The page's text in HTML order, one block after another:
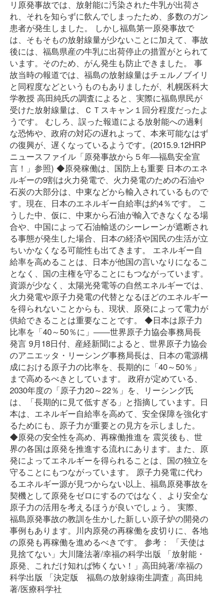
リ原発事故では、放射能に汚染された牛乳が出荷さ
れ、それを知らずに飲んでしまったため、多数のガン
患者が発生しました。 しかし福島第一原発事故で
は、そもそもの放射線量が少ないことに加えて、事故
後には、福島県産の牛乳に出荷停止の措置がとられて
います。そのため、がん発生も防止できました。 事
故当時の報道では、福島の放射線量はチェルノブイリ
と同程度などというものもありましたが、札幌医科大
学教授 高田純氏の調査によると、実際に福島県民が
受けた放射線量は、ＣＴスキャン１回分程度だったよ
うです。 むしろ、誤った報道による放射能への過剰
な恐怖や、政府の対応の遅れよって、本来可能なはず
の復興が、遅くなっているようです。(2015.9.12HRP
ニュースファイル「原発事故から５年―福島安全宣
言！」参照) ◆原発稼働は、国防上も重要 日本のエネ
ルギーの9割は火力発電で、火力発電のための石油や
石炭の大部分は、中東などから輸入されているもので
す。現在、日本のエネルギー自給率は約4％です。 こ
うした中、仮に、中東から石油が輸入できなくなる場
合や、中国によって石油輸送のシーレーンが遮断され
る事態が発生した場合、日本の経済や国民の生活が立
ちいかなくなる可能性も出てきます。 エネルギー自
給率を高めることは、日本が他国の言いなりになるこ
となく、国の主権を守ることにもつながっています。
資源が少なく、太陽光発電等の自然エネルギーでは、
火力発電や原子力発電の代替となるほどのエネルギー
を得られないことからも、現状、原発によって電力が
供給できることは重要なことです。 ◆日本は原子力
比率を「40～50％に」――世界原子力協会事務局長
発言 9月18日付、産経新聞によると、世界原子力協会
のアニエッタ・リーシング事務局長は、日本の電源構
成における原子力の比率を、長期的に「40～50％」
まで高めるべきとしています。 政府が定めている、
2030年度の「原子力20～22％」を、リーシング氏
は、「長期的に見て低すぎる」と指摘しています。日
本は、エネルギー自給率を高めて、安全保障を強化す
るためにも、原子力が重要との見方を示しました。
◆原発の安全性を高め、再稼働推進を 震災後も、世
界の各国は原発を推進する流れにあります。また、原
発によってエネルギーを得られることは、国の独立を
守ることにもつながっています。 原子力発電に代わ
るエネルギー源が見つからない以上、福島原発事故を
契機として原発をゼロにするのではなく、より安全な
原子力の活用を考えるほうが良いでしょう。 実際、
福島原発事故の教訓を生かした新しい原子炉の開発の
事例もあります。川内原発の再稼働を皮切りに、各地
の原発も再稼働を進めるべきです。 参考： 「天使は
見捨てない」大川隆法著/幸福の科学出版 「放射能・
原発、これだけ知れば怖くない！」高田純著/幸福の
科学出版 「決定版 福島の放射線衛生調査」高田純
著/医療科学社